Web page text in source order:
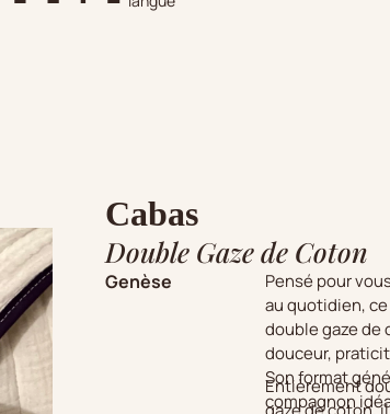
Cabas
Double Gaze de Coton
Genèse
Pensé pour
au quotidien,
double gaze de
douceur,
Son format
compagnon
Entièrement